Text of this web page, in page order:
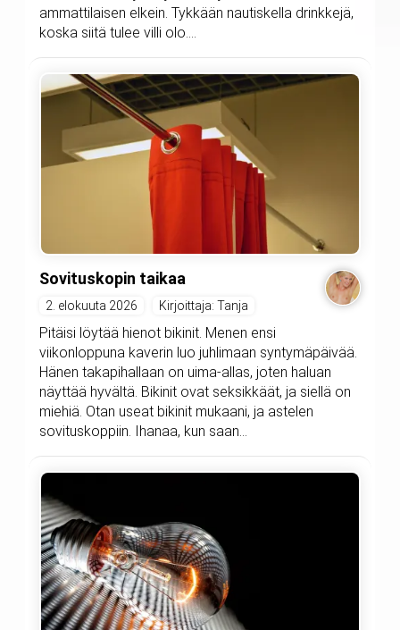
ammattilaisen elkein. Tykkään nautiskella drinkkejä,
koska siitä tulee villi olo....
Sovituskopin taikaa
2. elokuuta 2026 Kirjoittaja: Tanja
Pitäisi löytää hienot bikinit. Menen ensi
viikonloppuna kaverin luo juhlimaan syntymäpäivää.
Hänen takapihallaan on uima-allas, joten haluan
näyttää hyvältä. Bikinit ovat seksikkäät, ja siellä on
miehiä. Otan useat bikinit mukaani, ja astelen
sovituskoppiin. Ihanaa, kun saan...